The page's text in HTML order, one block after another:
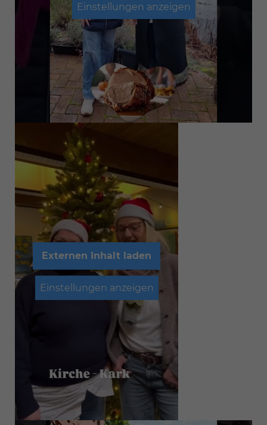
Einstellungen anzeigen
Externen Inhalt laden
Einstellungen anzeigen